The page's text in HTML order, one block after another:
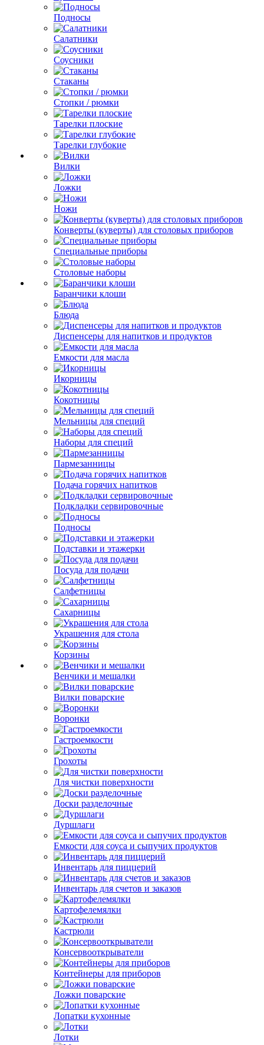
Подносы
Салатники
Соусники
Стаканы
Стопки / рюмки
Тарелки плоские
Тарелки глубокие
Вилки
Ложки
Ножи
Конверты (куверты) для столовых приборов
Специальные приборы
Столовые наборы
Баранчики клоши
Блюда
Диспенсеры для напитков и продуктов
Емкости для масла
Икорницы
Кокотницы
Мельницы для специй
Наборы для специй
Пармезанницы
Подача горячих напитков
Подкладки сервировочные
Подносы
Подставки и этажерки
Посуда для подачи
Салфетницы
Сахарницы
Украшения для стола
Корзины
Венчики и мешалки
Вилки поварские
Воронки
Гастроемкости
Грохоты
Для чистки поверхности
Доски разделочные
Дуршлаги
Емкости для соуса и сыпучих продуктов
Инвентарь для пиццерий
Инвентарь для счетов и заказов
Картофелемялки
Кастрюли
Консервооткрыватели
Контейнеры для приборов
Ложки поварские
Лопатки кухонные
Лотки